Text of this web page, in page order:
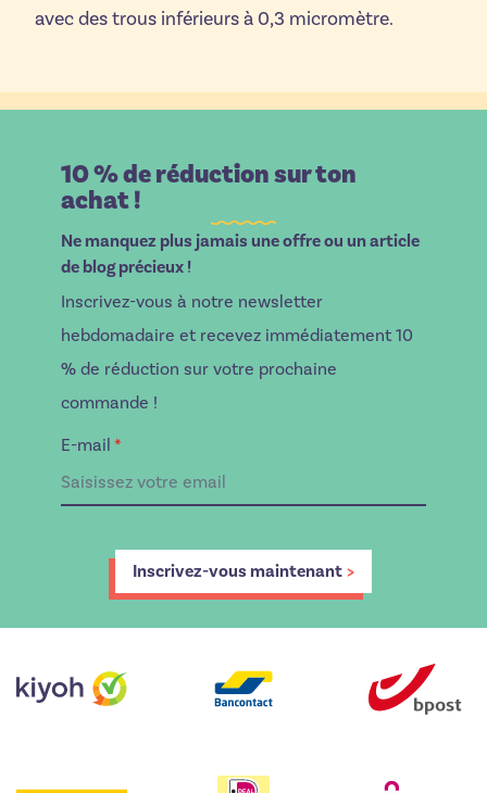
avec des trous inférieurs à 0,3 micromètre.
10 % de réduction sur ton
achat !
Ne manquez plus jamais une offre ou un article
de blog précieux !
Inscrivez-vous à notre newsletter
hebdomadaire et recevez immédiatement 10
% de réduction sur votre prochaine
commande !
E-mail *
Inscrivez-vous maintenant >